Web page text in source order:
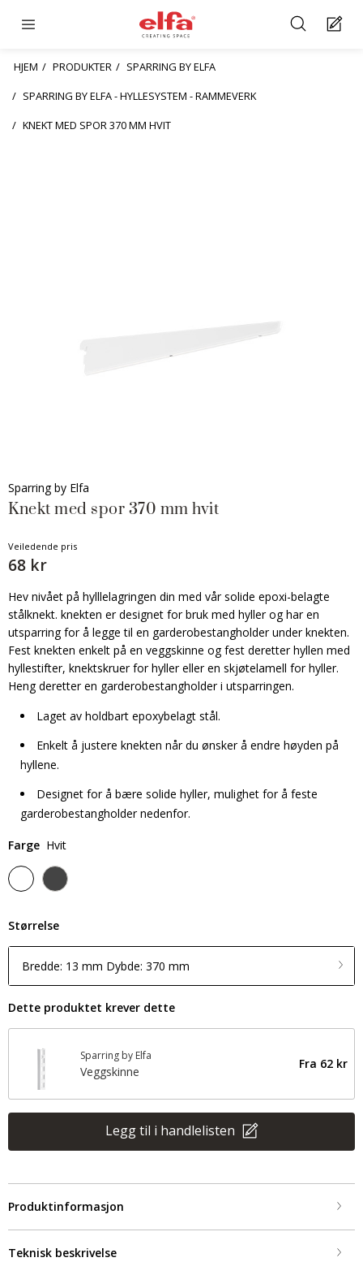
HJEM PRODUKTER
SPARRING BY ELFA
SPARRING BY ELFA - HYLLESYSTEM - RAMMEVERK
KNEKT MED SPOR 370 MM HVIT
Sparring by Elfa
Knekt med spor 370 mm hvit
Veiledende pris
68 kr
Hev nivået på hylllelagringen din med vår solide epoxi-belagte
stålknekt. knekten er designet for bruk med hyller og har en
utsparring for å legge til en garderobestangholder under knekten.
Fest knekten enkelt på en veggskinne og fest deretter hyllen med
hyllestifter, knektskruer for hyller eller en skjøtelamell for hyller.
Heng deretter en garderobestangholder i utsparringen.
Laget av holdbart epoxybelagt stål.
Enkelt å justere knekten når du ønsker å endre høyden på
hyllene.
Designet for å bære solide hyller, mulighet for å feste
garderobestangholder nedenfor.
Farge Hvit
Størrelse
Bredde: 13 mm Dybde: 370 mm
Dette produktet krever dette
Sparring by Elfa
Veggskinne
Fra 62 kr
Legg til i handlelisten
Produktinformasjon
Teknisk beskrivelse